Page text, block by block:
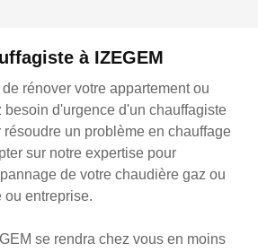
à IZEGEM
rénover votre appartement ou
besoin d'urgence d'un chauffagiste
résoudre un problème en chauffage
sur notre expertise pour
de votre chaudière gaz ou
ou entreprise.
se rendra chez vous en moins